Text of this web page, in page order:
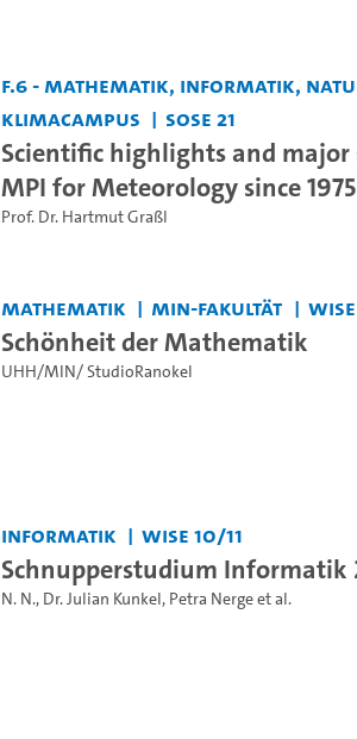
F.6 - Mathematik, Informatik,
KlimaCampus
SoSe 21
Scientific highlights and
MPI for Meteorology since 1975
Prof. Dr. Hartmut Graßl
Mathematik MIN-Fakultät
Schönheit der Mathematik
UHH/MIN/ StudioRanokel
Informatik WiSe 10/11
Schnupperstudium Informatik
N. N., Dr. Julian Kunkel, Petra Nergeet al.